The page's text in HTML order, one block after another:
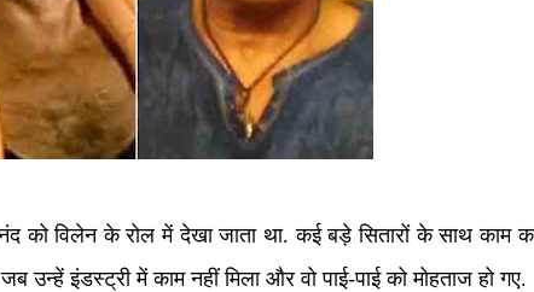
विलेन के रोल में देखा जाता था. कई बड़े सितारों के साथ काम
इंडस्ट्री में काम नहीं मिला और वो पाई-पाई को मोहताज हो गए.